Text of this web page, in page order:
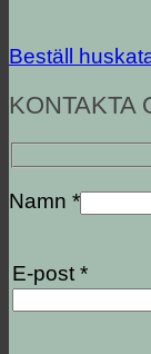
Beställ
KONTAKTA
Namn *
E-post *